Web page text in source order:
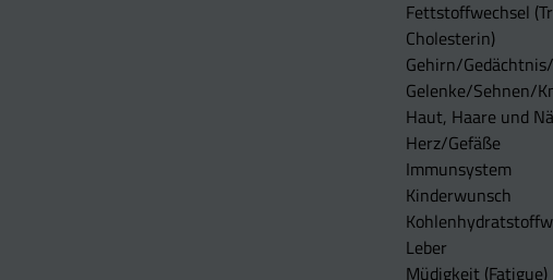
Fettstoffwechsel
Cholesterin)
Gehirn/
Gelenke/Sehnen/
Haut, Haare und
Herz/Gefäße
Immunsystem
Kinderwunsch
Leber
Müdigkeit (Fatigue)